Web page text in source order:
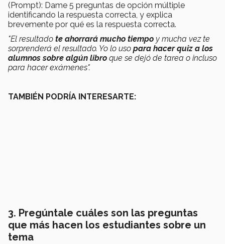
(Prompt): Dame 5 preguntas de opción múltiple
identificando la respuesta correcta, y explica
brevemente por qué es la respuesta correcta.
"El resultado te ahorrará mucho tiempo y mucha vez te
sorprenderá el resultado. Yo lo uso para hacer quiz a los
alumnos sobre algún libro que se dejó de tarea o incluso
para hacer exámenes".
TAMBIÉN PODRÍA INTERESARTE:
3. Pregúntale cuáles son las preguntas
que más hacen los estudiantes sobre un
tema